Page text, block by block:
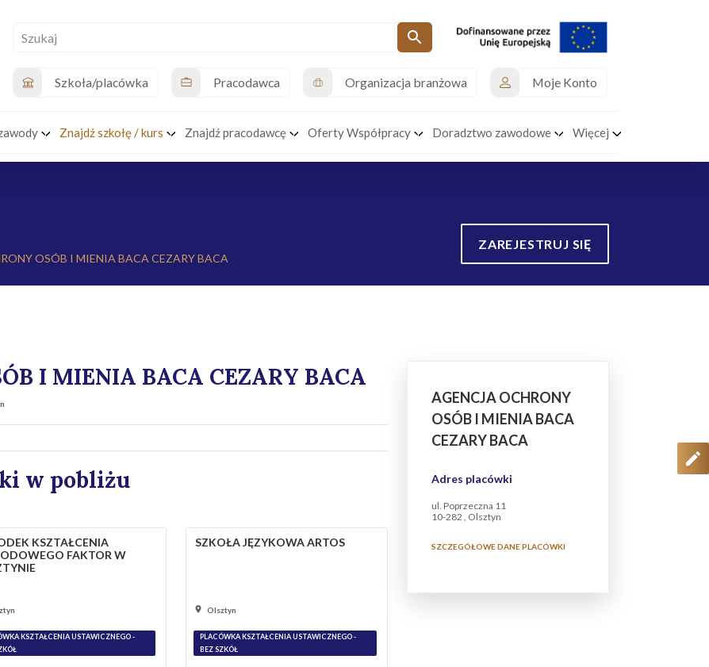
Szkoła/placówka Pracodawca Organizacja branżowa Moje Konto
Znajdź szkołę / kurs Znajdź pracodawcę Oferty Współpracy Doradztwo zawodowe Więcej
OSÓB I MIENIA BACA CEZARY BACA
ZAREJESTRUJ SIĘ
I MIENIA BACA CEZARY BACA
w pobliżu
KSZTAŁCENIA
FAKTOR W
KSZTAŁCENIA USTAWICZNEGO -
SZKOŁA JĘZYKOWA ARTOS
Olsztyn
PLACÓWKA KSZTAŁCENIA USTAWICZNEGO -
BEZ SZKÓŁ
AGENCJA OCHRONY
OSÓB I MIENIA BACA
CEZARY BACA
Adres placówki
ul. Poprzeczna 11
10-282 , Olsztyn
SZCZEGÓŁOWE DANE PLACÓWKI